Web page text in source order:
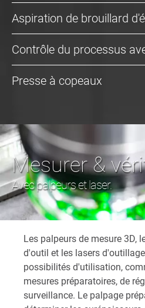
Aspiration de brouillard
Contrôle du processus
Presse à copeaux
Mesurer &
Avec palpeurs et laser.
Les palpeurs de mesure 3D,
d'outil et les lasers
possibilités d'utilisation,
mesures préparatoires, de
surveillance. Le palpage